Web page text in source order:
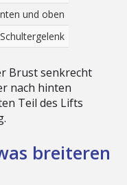
und oben
Brust senkrecht
nach hinten
Teil des Lifts
breiteren